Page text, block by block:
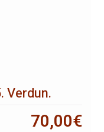
Verdun.
70,00€